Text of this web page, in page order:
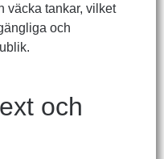
väcka tankar, vilket
och
och